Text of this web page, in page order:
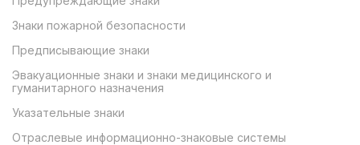
Знаки пожарной безопасности
Предписывающие знаки
Эвакуационные знаки и знаки медицинского и
гуманитарного назначения
Указательные знаки
Отраслевые информационно-знаковые системы